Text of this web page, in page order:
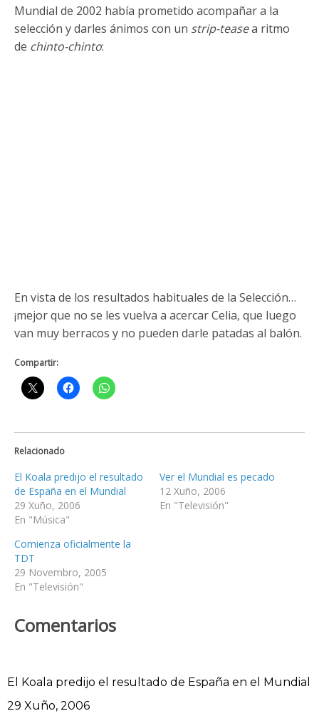
Mundial de 2002 había prometido acompañar a la
selección y darles ánimos con un strip-teasea ritmo
de chinto-chinto:
En vista de los resultados habituales de la Selección…
¡mejor que no se les vuelva a acercar Celia, que luego
van muy berracos y no pueden darle patadas al balón.
Compartir:
Relacionado
El Koala predijo el resultado
de España en el Mundial
29 Xuño, 2006
En "Música"
Ver el Mundial es pecado
12 Xuño, 2006
En "Televisión"
Comienza oficialmente la
TDT
29 Novembro, 2005
En "Televisión"
Comentarios
El Koala predijo el resultado de España en el Mundial
Data
29 Xuño, 2006